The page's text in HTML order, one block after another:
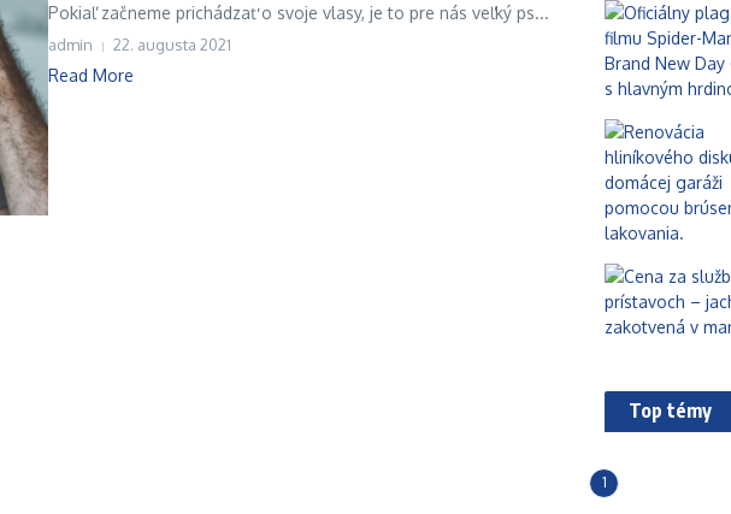
Pokiaľ začneme prichádzať o svoje vlasy, je to pre nás veľký ps...
admin 22. augusta 2021
Read More
Top témy
1